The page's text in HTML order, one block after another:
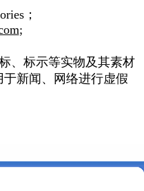
；
;
、标示等实物及其素材
新闻、网络进行虚假